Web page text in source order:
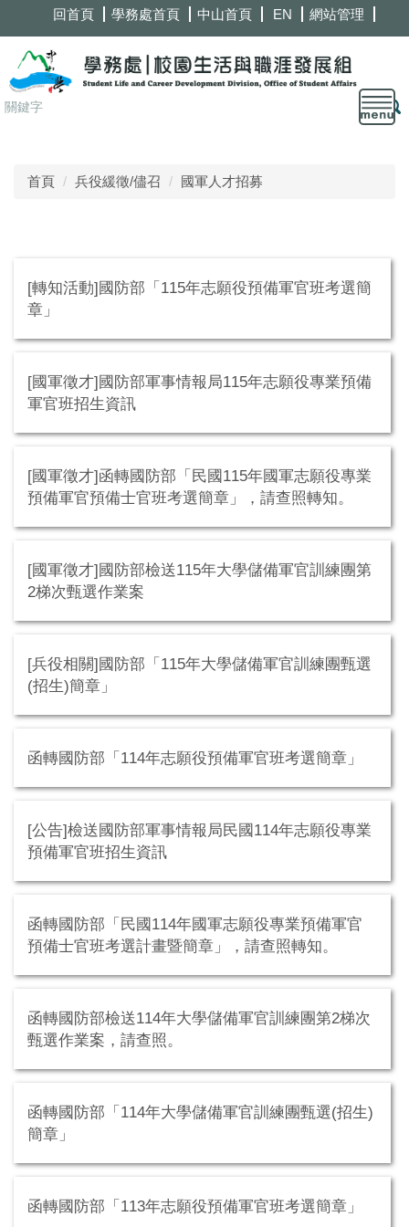
到
要
內
容
回首頁 學務處首頁 中山首頁 EN 網站管理
首頁 兵役緩徵/儘召 國軍人才招募
[轉知活動]國防部「115年志願役預備軍官班考選簡
章」
[國軍徵才]國防部軍事情報局115年志願役專業預備
軍官班招生資訊
[國軍徵才]函轉國防部「民國115年國軍志願役專業
預備軍官預備士官班考選簡章」，請查照轉知。
[國軍徵才]國防部檢送115年大學儲備軍官訓練團第
2梯次甄選作業案
[兵役相關]國防部「115年大學儲備軍官訓練團甄選
(招生)簡章」
函轉國防部「114年志願役預備軍官班考選簡章」
[公告]檢送國防部軍事情報局民國114年志願役專業
預備軍官班招生資訊
函轉國防部「民國114年國軍志願役專業預備軍官
預備士官班考選計畫暨簡章」，請查照轉知。
函轉國防部檢送114年大學儲備軍官訓練團第2梯次
甄選作業案，請查照。
函轉國防部「114年大學儲備軍官訓練團甄選(招生)
簡章」
函轉國防部「113年志願役預備軍官班考選簡章」